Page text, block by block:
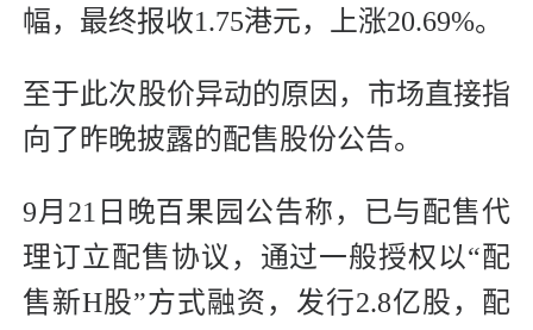
幅，最终报收1.75港元，上涨20.69%。
至于此次股价异动的原因，市场直接指
向了昨晚披露的配售股份公告。
9月21日晚百果园公告称，已与配售代
理订立配售协议，通过一般授权以“配
售新H股”方式融资，发行2.8亿股，配